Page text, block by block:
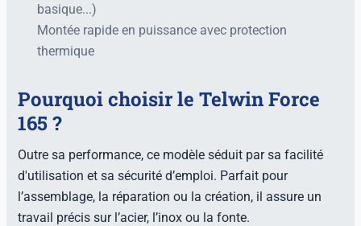
basique...)
Montée rapide en puissance avec protection
thermique
Pourquoi choisir le Telwin Force
165 ?
Outre sa performance, ce modèle séduit par sa facilité
d'utilisation et sa sécurité d’emploi. Parfait pour
l’assemblage, la réparation ou la création, il assure un
travail précis sur l’acier, l’inox ou la fonte.